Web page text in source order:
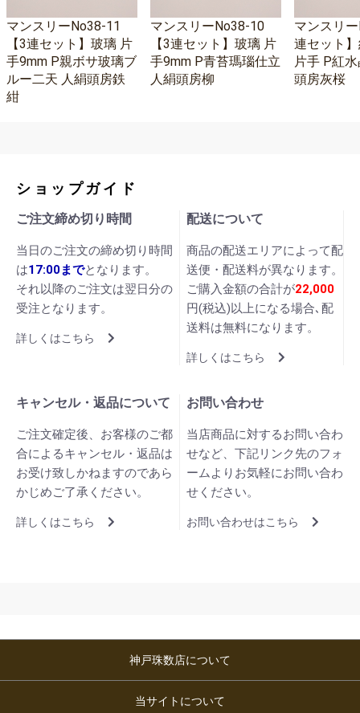
マンスリーNo38-11
【3連セット】玻璃 片
手9mm P親ボサ玻璃ブ
ルー二天 人絹頭房鉄
紺
マンスリーNo38-10
【3連セット】玻璃 片
手9mm P青苔瑪瑙仕立
人絹頭房柳
マンスリ
連セット
片手 P紅
頭房灰桜
ショップガイド
ご注文締め切り時間
当日のご注文の締め切り時間
は17:00までとなります。
それ以降のご注文は翌日分の
受注となります。
詳しくはこちら
配送について
商品の配送エリアによって配
送便・配送料が異なります。
ご購入金額の合計が22,000
円(税込)以上になる場合､配
送料は無料になります。
詳しくはこちら
キャンセル・返品について
ご注文確定後、お客様のご都
合によるキャンセル・返品は
お受け致しかねますのであら
かじめご了承ください。
詳しくはこちら
お問い合わせ
当店商品に対するお問い合わ
せなど、下記リンク先のフォ
ームよりお気軽にお問い合わ
せください。
お問い合わせはこちら
神戸珠数店について
当サイトについて